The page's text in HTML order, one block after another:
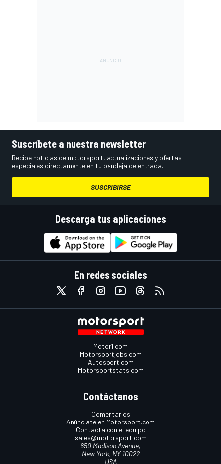
Suscríbete a nuestra newsletter
Recibe noticias de motorsport, actualizaciones y ofertas
especiales directamente en tu bandeja de entrada.
SUSCRIBIRSE
Descarga tus aplicaciones
En redes sociales
Motor1.com
Motorsportjobs.com
Autosport.com
Motorsportstats.com
Contáctanos
Comentarios
Anúnciate en Motorsport.com
Contacta con el equipo
sales@motorsport.com
650 Madison Avenue,
New York, NY 10022
USA